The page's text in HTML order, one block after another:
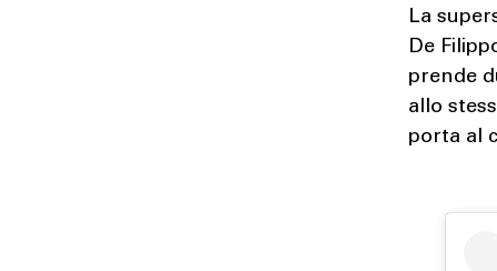
La
De
prende
allo
porta al